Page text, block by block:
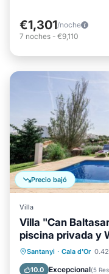
€1,301/noche
7 noches - €9,110
Precio bajó
Villa
Villa "Can
piscina privada y
Santanyi · Cala d'Or
10.0 Excepcional(5
Piscina
Aparcamiento